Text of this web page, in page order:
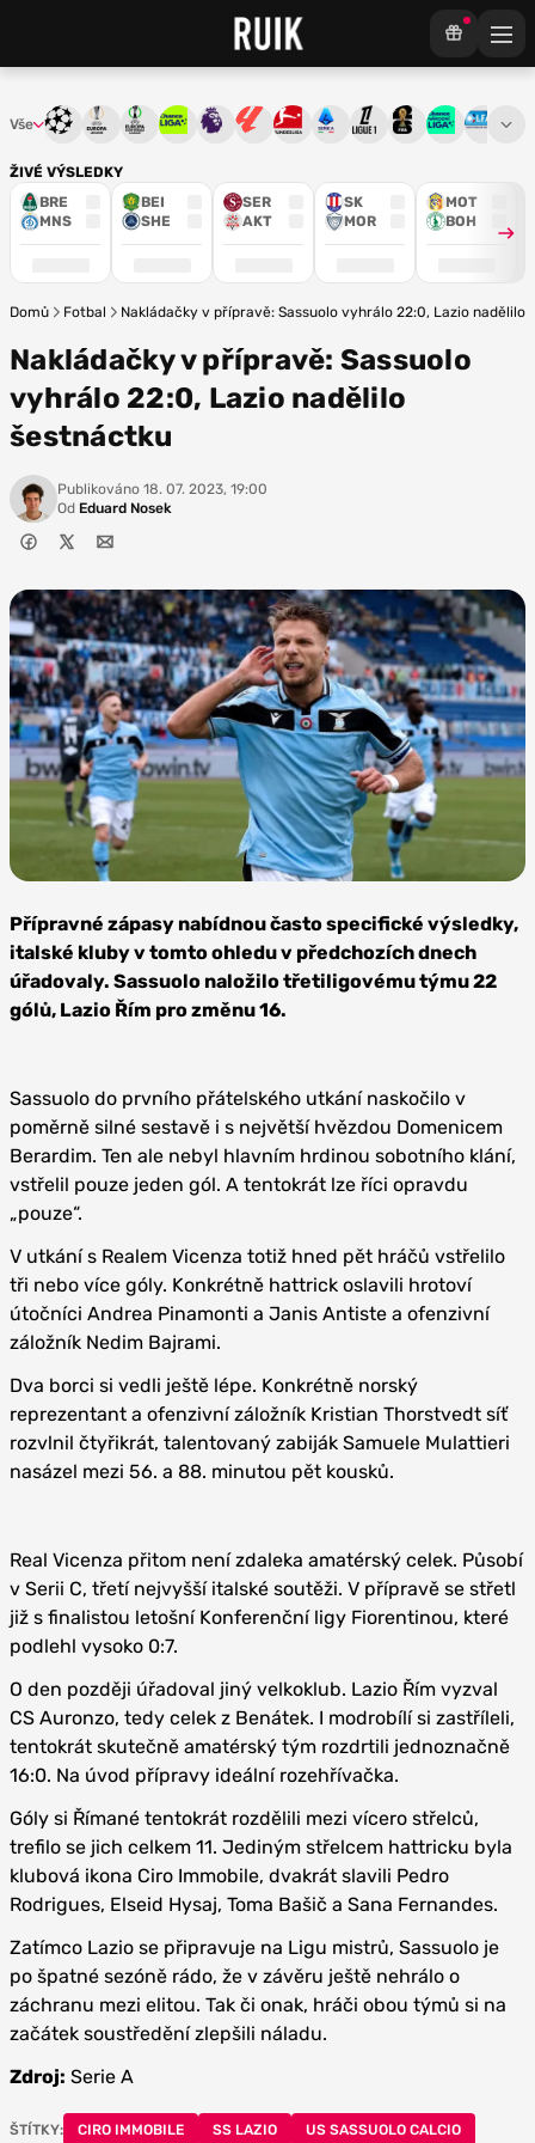
ŽIVÉ VÝSLEDKY
BRE
MNS
BEI
SHE
SER
AKT
SK
MOR
MOT
BOH
Vše Liga mistrůEvropská liga
Konferenční liga
Chance ligaPremier League
La LigaBundesliga
Serie ALigue 1Mistrovství světa
Chance3. ČFL
Domů Fotbal Nakládačky v přípravě: Sassuolo vyhrálo 22:0, Lazio nadělilo
Nakládačky v přípravě: Sassuolo
vyhrálo 22:0, Lazio nadělilo
šestnáctku
Publikováno 18. 07. 2023, 19:00
Od Eduard Nosek
SS Lazio
Přípravné zápasy nabídnou často specifické výsledky,
italské kluby v tomto ohledu v předchozích dnech
úřadovaly. Sassuolo naložilo třetiligovému týmu 22
gólů, Lazio Řím pro změnu 16.
Sassuolo do prvního přátelského utkání naskočilo v
poměrně silné sestavě i s největší hvězdou Domenicem
Berardim. Ten ale nebyl hlavním hrdinou sobotního klání,
vstřelil pouze jeden gól. A tentokrát lze říci opravdu
„pouze“.
V utkání s Realem Vicenza totiž hned pět hráčů vstřelilo
tři nebo více góly. Konkrétně hattrick oslavili hrotoví
útočníci Andrea Pinamonti a Janis Antiste a ofenzivní
záložník Nedim Bajrami.
Dva borci si vedli ještě lépe. Konkrétně norský
reprezentant a ofenzivní záložník Kristian Thorstvedt síť
rozvlnil čtyřikrát, talentovaný zabiják Samuele Mulattieri
nasázel mezi 56. a 88. minutou pět kousků.
Real Vicenza přitom není zdaleka amatérský celek. Působí
v Serii C, třetí nejvyšší italské soutěži. V přípravě se střetl
již s finalistou letošní Konferenční ligy Fiorentinou, které
podlehl vysoko 0:7.
O den později úřadoval jiný velkoklub. Lazio Řím vyzval
CS Auronzo, tedy celek z Benátek. I modrobílí si zastříleli,
tentokrát skutečně amatérský tým rozdrtili jednoznačně
16:0. Na úvod přípravy ideální rozehřívačka.
Góly si Římané tentokrát rozdělili mezi vícero střelců,
trefilo se jich celkem 11. Jediným střelcem hattricku byla
klubová ikona Ciro Immobile, dvakrát slavili Pedro
Rodrigues, Elseid Hysaj, Toma Bašič a Sana Fernandes.
Zatímco Lazio se připravuje na Ligu mistrů, Sassuolo je
po špatné sezóně rádo, že v závěru ještě nehrálo o
záchranu mezi elitou. Tak či onak, hráči obou týmů si na
začátek soustředění zlepšili náladu.
Zdroj: Serie A
ŠTÍTKY: CIRO IMMOBILE SS LAZIO US SASSUOLO CALCIO